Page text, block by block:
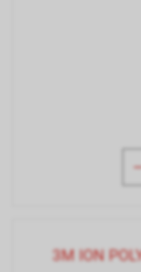
3M ION